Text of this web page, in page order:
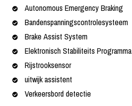
Autonomous Emergency Braking
Bandenspanningscontrolesysteem
Brake Assist System
Elektronisch Stabiliteits Programma
Rijstrooksensor
uitwijk assistent
Verkeersbord detectie